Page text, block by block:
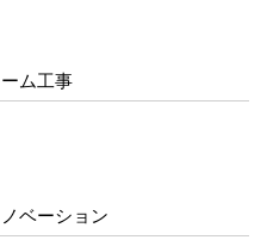
ム工事
ベーション